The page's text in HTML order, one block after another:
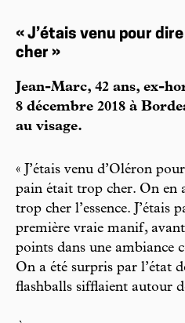
« J’étais venu pour
cher »
Jean-Marc, 42 ans, ex-
8 décembre 2018 à
au visage.
« J’étais venu d’Oléron
pain était trop cher. On en
trop cher l’essence. J’étais
première vraie manif,
points dans une ambiance
On a été surpris par l’état
flashballs sifflaient autour